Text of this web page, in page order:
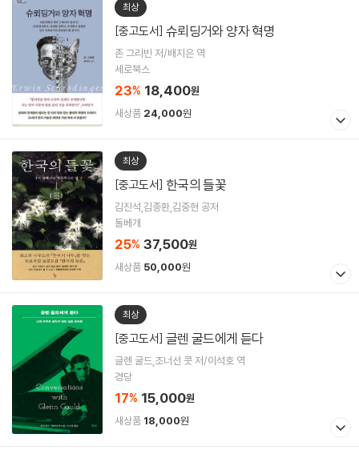
최상
[중고도서] 슈뢰딩거와 양자 혁명
존 그리빈 저/배지은 역
세로북스
23% 18,400원
새상품 24,000원
최상
[중고도서] 한국의 들꽃
김진석,김종환,김중현 공저
돌베개
25% 37,500원
새상품 50,000원
최상
[중고도서] 글렌 굴드에게 듣다
글렌 굴드,조너선 콧 저/이석호 역
경당
17% 15,000원
새상품 18,000원